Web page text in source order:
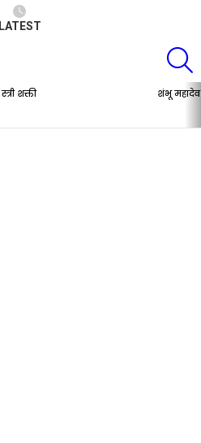
LATEST
स्त्री शक्ती शंभू महादेव